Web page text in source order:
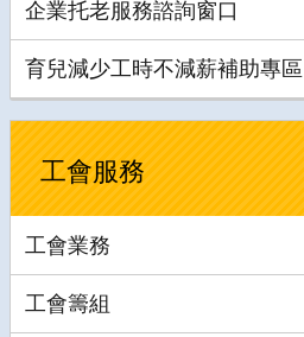
企業托老服務諮詢窗口
育兒減少工時不減薪補助專區
工會服務
工會業務
工會籌組